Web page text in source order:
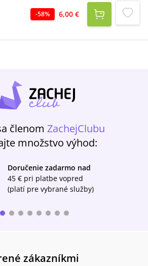
-58% 6,00 €
členom ZachejClubu
množstvo výhod:
Doručenie zadarmo nad
45 € pri platbe vopred
(platí pre vybrané služby)
zákazníkmi